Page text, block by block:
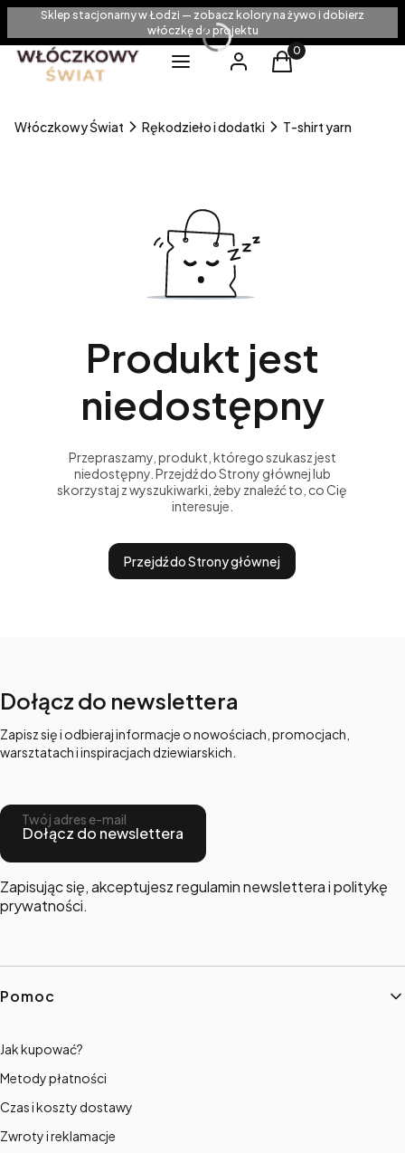
Sklep stacjonarny w Łodzi — zobacz kolory na żywo i dobierz
włóczkę do projektu
Menu
Zaloguj sięProdukty w
Koszyk
Włóczkowy Świat Rękodzieło i dodatki T-shirt yarn
Produkt jest
niedostępny
Przepraszamy, produkt, którego szukasz jest
niedostępny. Przejdź do Strony głównej lub
skorzystaj z wyszukiwarki, żeby znaleźć to, co Cię
interesuje.
Przejdź do Strony głównej
Dołącz do newslettera
Zapisz się i odbieraj informacje o nowościach, promocjach,
warsztatach i inspiracjach dziewiarskich.
Twój adres e-mail
Dołącz do newslettera
Zapisując się, akceptujesz regulamin newslettera i politykę
prywatności.
Linki w stopce
Pomoc
Jak kupować?
Metody płatności
Czas i koszty dostawy
Zwroty i reklamacje